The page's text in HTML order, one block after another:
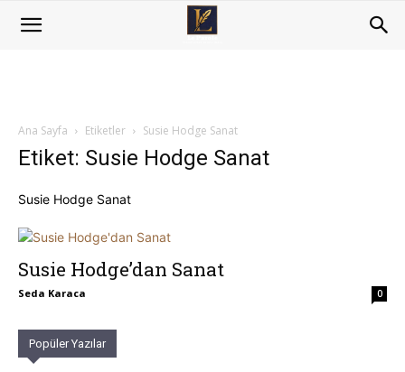
Ana Sayfa Etiketler Susie Hodge Sanat
Etiket: Susie Hodge Sanat
Susie Hodge Sanat
Susie Hodge’dan Sanat
Seda Karaca 0
Popüler Yazılar